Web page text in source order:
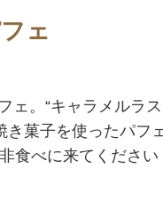
ェ
。“キャラメルラス
き菓子を使ったパフ
食べに来てください